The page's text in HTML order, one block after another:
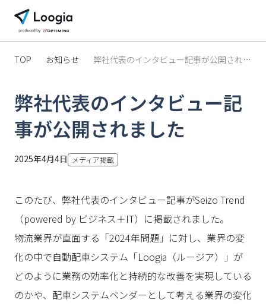
TOP お知らせ 弊社代表のインタビュー記事が公開されました
弊社代表のインタビュー記
事が公開されました
2025年4月4日 メディア掲載
このたび、弊社代表のインタビュー記事がSeizo Trend
（powered by ビジネス＋IT）に掲載されました。
物流業界が直面する「2024年問題」に対し、業界の変
化の中で自動配車システム「Loogia（ルージア）」が
どのように業務の効率化と持続的な改善を実現している
のかや、配車システムベンダーとして考える業界の変化